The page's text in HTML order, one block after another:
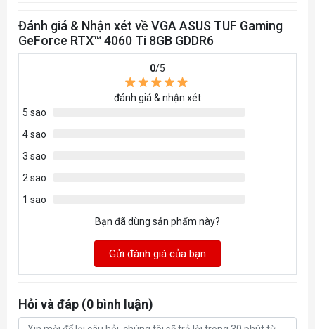
HDCP Support Yes (2.3)
Maximum Display Support
NVlink/ Crossfire Support
1 x Speedsetup Manual
1 x Thank you Card
1 x TUF Graphic card holder
1 x TUF Gaming Ceritificate
1 x TUF Velcro Hook & Loop
Driver & Studio Driver: please download all
software from the support site.
Đánh giá & Nhận xét về VGA ASUS TUF Gaming
GeForce RTX™ 4060 Ti 8GB GDDR6
0/5
đánh giá & nhận xét
5 sao
4 sao
3 sao
2 sao
1 sao
Bạn đã dùng sản phẩm này?
Gửi đánh giá của bạn
Hỏi và đáp (0 bình luận)